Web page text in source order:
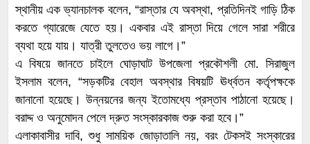
স্থানীয় এক ভ্যানচালক বলেন, “রাস্তার যে অবস্থা, প্রতিদিনই গাড়ি ঠিক
করতে গ্যারেজে যেতে হয়। একবার এই রাস্তা দিয়ে গেলে সারা শরীরে
ব্যথা হয়ে যায়। যাত্রী তুলতেও ভয় লাগে।”
এ বিষয়ে জানতে চাইলে ঘোড়াঘাট উপজেলা প্রকৌশলী মো. সিরাজুল
ইসলাম বলেন, “সড়কটির বেহাল অবস্থার বিষয়টি ঊর্ধ্বতন কর্তৃপক্ষকে
জানানো হয়েছে। উন্নয়নের জন্য ইতোমধ্যে প্রস্তাব পাঠানো হয়েছে।
বরাদ্দ ও অনুমোদন পেলে দ্রুত সংস্কারকাজ শুরু করা হবে।”
এলাকাবাসীর দাবি, শুধু সাময়িক জোড়াতালি নয়, বরং টেকসই সংস্কারের